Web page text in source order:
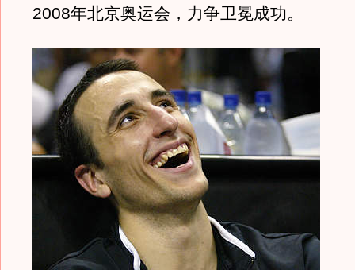
2008年北京奥运会，力争卫冕成功。